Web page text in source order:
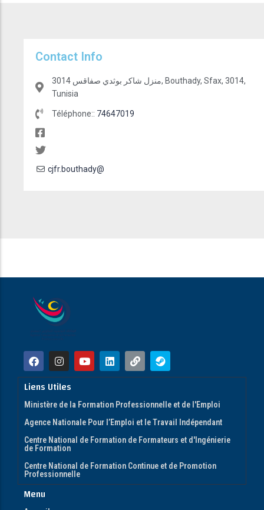
Contact Info
3014 منزل شاكر بوثدي صفاقس, Bouthady, Sfax, 3014,
Tunisia
Téléphone:: 74647019
cjfr.bouthady@
Liens Utiles
Ministère de la Formation Professionnelle et de l'Emploi
Agence Nationale Pour l’Emploi et le Travail Indépendant
Centre National de Formation de Formateurs et d'Ingénierie
de Formation
Centre National de Formation Continue et de Promotion
Professionnelle
Menu